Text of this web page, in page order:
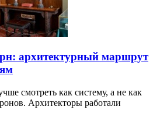
архитектурный маршрут
смотреть как систему, а не как
Архитекторы работали